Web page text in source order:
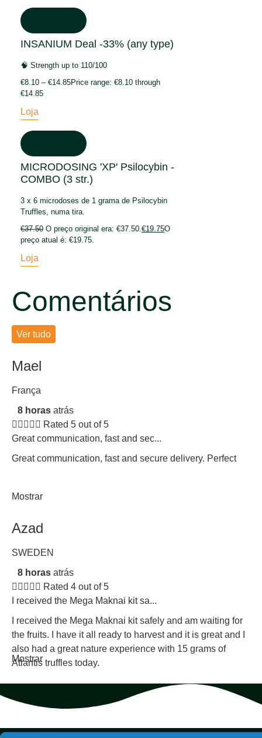
INSANIUM Deal -33% (any type)
🧠 Strength up to 110/100
€8.10 – €14.85Price range: €8.10 through
€14.85
Loja
MICRODOSING 'XP' Psilocybin -
COMBO (3 str.)
3 x 6 microdoses de 1 grama de Psilocybin
Truffles, numa tira.
€37.50 O preço original era: €37.50. €19.75O
preço atual é: €19.75.
Loja
Comentários
Ver tudo
Mael
França
8 horas atrás
     Rated 5 out of 5
Great communication, fast and sec...
Great communication, fast and secure delivery. Perfect
Mostrar
Azad
SWEDEN
8 horas atrás
     Rated 4 out of 5
I received the Mega Maknai kit sa...
I received the Mega Maknai kit safely and am waiting for
the fruits. I have it all ready to harvest and it is great and I
also had a great nature experience with 15 grams of
Atlantis truffles today.
Mostrar